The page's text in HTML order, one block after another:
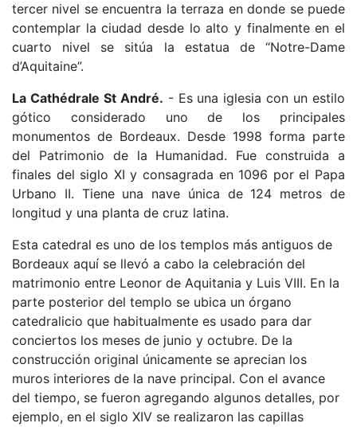
tercer nivel se encuentra la terraza en donde se puede
contemplar la ciudad desde lo alto y finalmente en el
cuarto nivel se sitúa la estatua de “Notre-Dame
d’Aquitaine”.
La Cathédrale St André. - Es una iglesia con un estilo
gótico considerado uno de los principales
monumentos de Bordeaux. Desde 1998 forma parte
del Patrimonio de la Humanidad. Fue construida a
finales del siglo XI y consagrada en 1096 por el Papa
Urbano II. Tiene una nave única de 124 metros de
longitud y una planta de cruz latina.
Esta catedral es uno de los templos más antiguos de
Bordeaux aquí se llevó a cabo la celebración del
matrimonio entre Leonor de Aquitania y Luis VIII. En la
parte posterior del templo se ubica un órgano
catedralicio que habitualmente es usado para dar
conciertos los meses de junio y octubre. De la
construcción original únicamente se aprecian los
muros interiores de la nave principal. Con el avance
del tiempo, se fueron agregando algunos detalles, por
ejemplo, en el siglo XIV se realizaron las capillas